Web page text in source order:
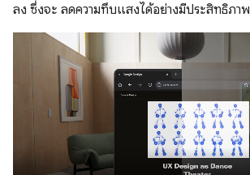
ลง ซึ่งจะ ลดความทึบแสงได้อย่างมีประสิทธิภาพ